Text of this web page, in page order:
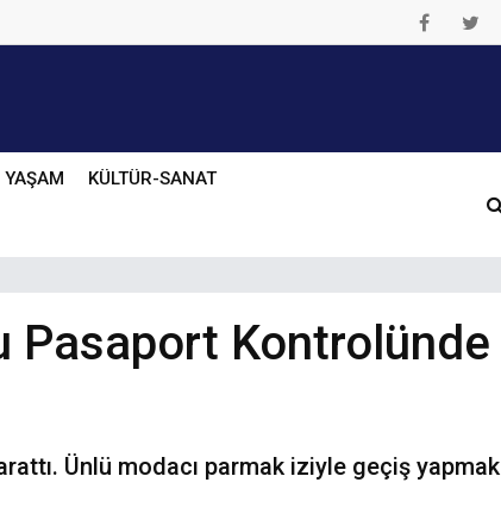
YAŞAM KÜLTÜR-SANAT
Pasaport Kontrolünde
Ünlü modacı parmak iziyle geçiş yapmak